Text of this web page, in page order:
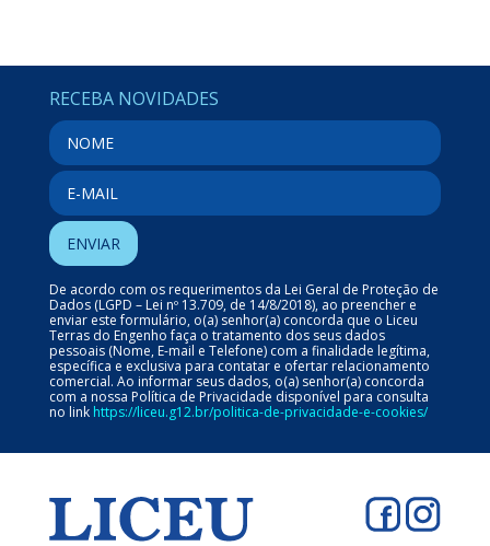
RECEBA NOVIDADES
De acordo com os requerimentos da Lei Geral de Proteção de
Dados (LGPD – Lei nº 13.709, de 14/8/2018), ao preencher e
enviar este formulário, o(a) senhor(a) concorda que o Liceu
Terras do Engenho faça o tratamento dos seus dados
pessoais (Nome, E-mail e Telefone) com a finalidade legítima,
específica e exclusiva para contatar e ofertar relacionamento
comercial. Ao informar seus dados, o(a) senhor(a) concorda
com a nossa Política de Privacidade disponível para consulta
no link https://liceu.g12.br/politica-de-privacidade-e-cookies/